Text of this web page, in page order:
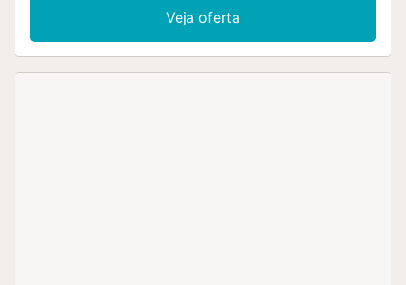
está disponível. Este apartamento estúdio dispõe de um
terraço privado aberto para noites descontraídas. O
estacionamento gratuito está disponível na rua. Não são
Veja oferta